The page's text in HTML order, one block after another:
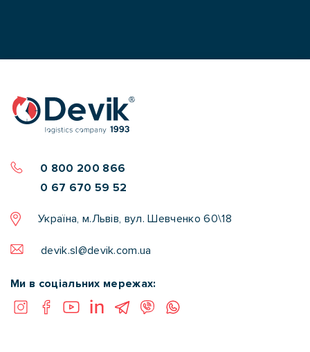
0 800 200 866
0 67 670 59 52
Україна, м.Львів, вул. Шевченко 60\18
devik.sl@devik.com.ua
Ми в соціальних мережах: